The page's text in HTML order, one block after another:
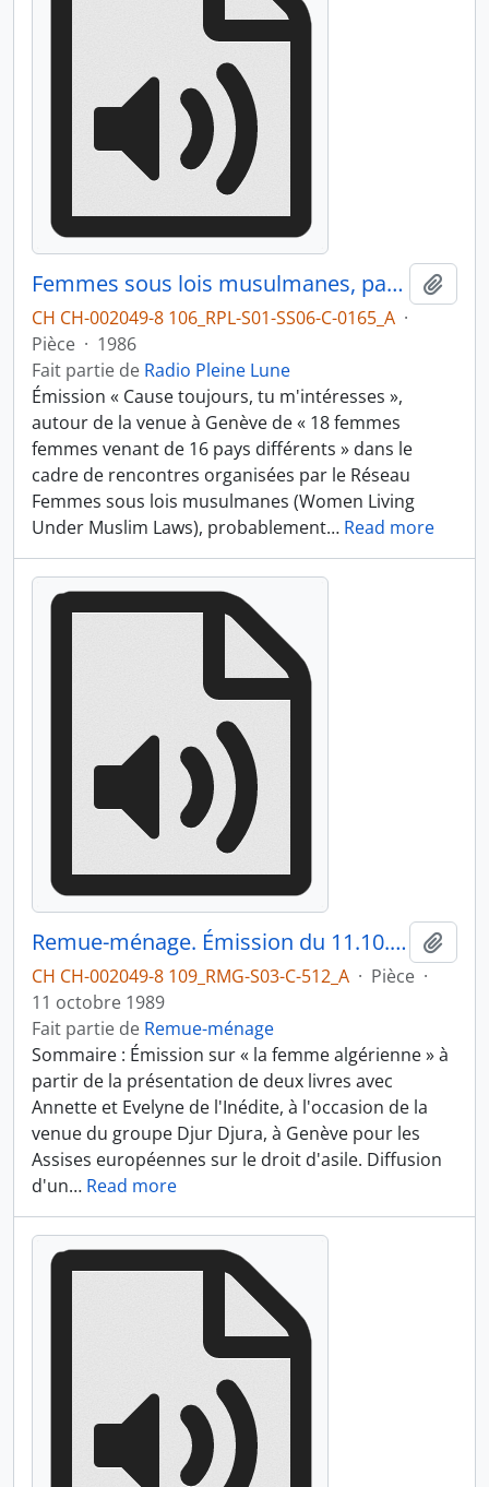
Femmes sous lois musulmanes, partie 1
CH CH-002049-8 106_RPL-S01-SS06-C-0165_A ·
Pièce · 1986
Fait partie de Radio Pleine Lune
Émission « Cause toujours, tu m'intéresses »,
autour de la venue à Genève de « 18 femmes
femmes venant de 16 pays différents » dans le
cadre de rencontres organisées par le Réseau
Femmes sous lois musulmanes (Women Living
Under Muslim Laws), probablement… Read more
Remue-ménage. Émission du 11.10.1989 1/2
CH CH-002049-8 109_RMG-S03-C-512_A · Pièce ·
11 octobre 1989
Fait partie de Remue-ménage
Sommaire : Émission sur « la femme algérienne » à
partir de la présentation de deux livres avec
Annette et Evelyne de l'Inédite, à l'occasion de la
venue du groupe Djur Djura, à Genève pour les
Assises européennes sur le droit d'asile. Diffusion
d'un… Read more